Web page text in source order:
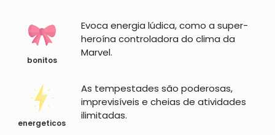
bonitos
Evoca energia lúdica, como a super-
heroína controladora do clima da
Marvel.
energeticos
As tempestades são poderosas,
imprevisíveis e cheias de atividades
ilimitadas.